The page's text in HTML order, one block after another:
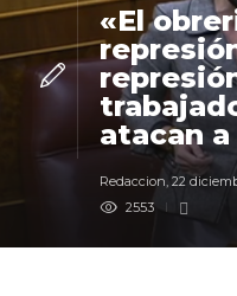
«El
atacan
Redaccion, 22
2553